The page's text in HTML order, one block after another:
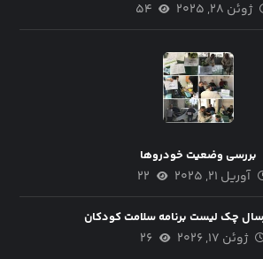
ژوئن ۲۸, ۲۰۲۵ ۵۴
بررسی وضعیت خودروها
آوریل ۲۱, ۲۰۲۵ ۲۲
چک لیست برنامه سلامت کودکان
ژوئن ۱۷, ۲۰۲۶ ۲۶